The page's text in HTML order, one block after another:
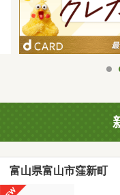
富山県富山市窪新町